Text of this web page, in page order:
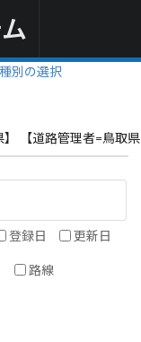
別の選択
】 【道路管理者=鳥取
登録日 更新日
路線